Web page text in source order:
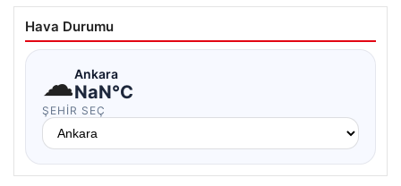
Hava Durumu
☁Ankara
NaN°C
ŞEHIR SEÇ